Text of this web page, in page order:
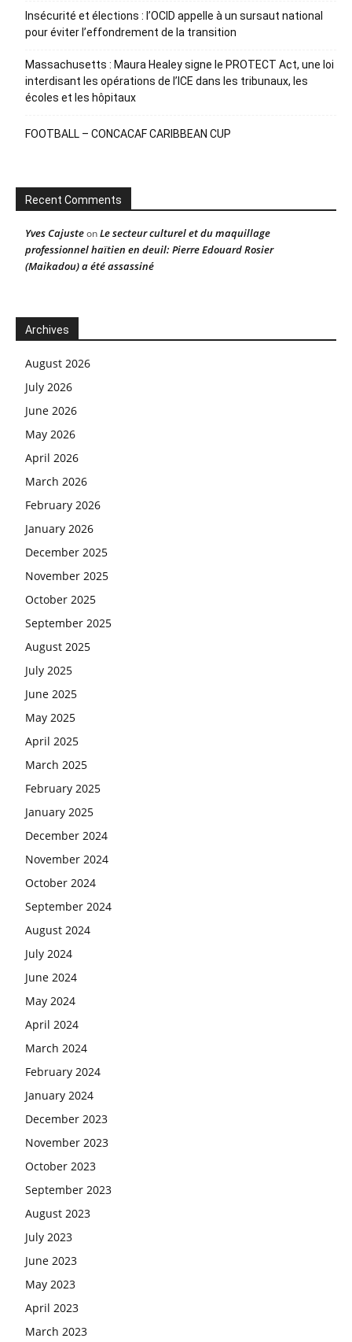
Insécurité et élections : l’OCID appelle à un sursaut national
pour éviter l’effondrement de la transition
Massachusetts : Maura Healey signe le PROTECT Act, une loi
interdisant les opérations de l’ICE dans les tribunaux, les
écoles et les hôpitaux
FOOTBALL – CONCACAF CARIBBEAN CUP
Recent Comments
Yves CajusteonLe secteur culturel et du maquillage
professionnel haïtien en deuil: Pierre Edouard Rosier
(Maikadou) a été assassiné
Archives
August 2026
July 2026
June 2026
May 2026
April 2026
March 2026
February 2026
January 2026
December 2025
November 2025
October 2025
September 2025
August 2025
July 2025
June 2025
May 2025
April 2025
March 2025
February 2025
January 2025
December 2024
November 2024
October 2024
September 2024
August 2024
July 2024
June 2024
May 2024
April 2024
March 2024
February 2024
January 2024
December 2023
November 2023
October 2023
September 2023
August 2023
July 2023
June 2023
May 2023
April 2023
March 2023